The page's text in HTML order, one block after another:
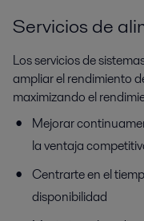
Servicios de
Los servicios de
ampliar el rendimiento
maximizando el
Mejorar
la ventaja
Centrarte en el
disponibilidad